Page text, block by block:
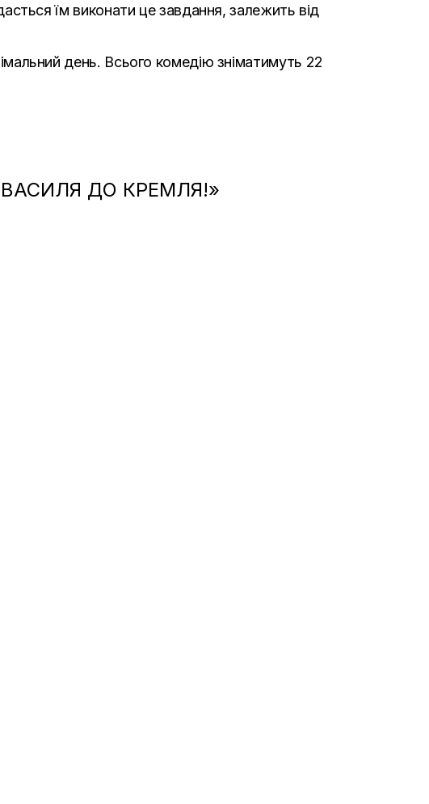
їм виконати це завдання, залежить від
день. Всього комедію зніматимуть 22
ДО КРЕМЛЯ!»